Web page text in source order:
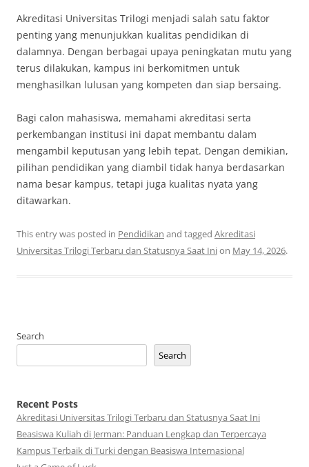
Akreditasi Universitas Trilogi menjadi salah satu faktor
penting yang menunjukkan kualitas pendidikan di
dalamnya. Dengan berbagai upaya peningkatan mutu yang
terus dilakukan, kampus ini berkomitmen untuk
menghasilkan lulusan yang kompeten dan siap bersaing.
Bagi calon mahasiswa, memahami akreditasi serta
perkembangan institusi ini dapat membantu dalam
mengambil keputusan yang lebih tepat. Dengan demikian,
pilihan pendidikan yang diambil tidak hanya berdasarkan
nama besar kampus, tetapi juga kualitas nyata yang
ditawarkan.
This entry was posted in Pendidikan and tagged Akreditasi
Universitas Trilogi Terbaru dan Statusnya Saat Inion May 14, 2026.
Search
Search
Recent Posts
Akreditasi Universitas Trilogi Terbaru dan Statusnya Saat Ini
Beasiswa Kuliah di Jerman: Panduan Lengkap dan Terpercaya
Kampus Terbaik di Turki dengan Beasiswa Internasional